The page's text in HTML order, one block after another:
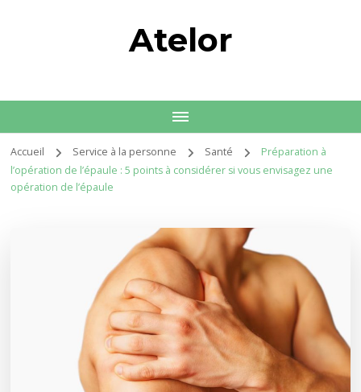
Atelor
Accueil Service à la personne Santé
Préparation à
l’opération de l’épaule : 5 points à considérer si vous envisagez une
opération de l’épaule